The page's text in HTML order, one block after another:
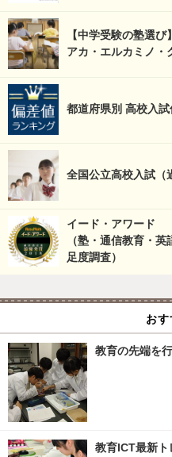
【中学受験の塾選
アカ・エルカミノ・
都道府県別 高校入
全国公立高校入試（
イード・アワード
（塾・通信教育・
足度調査）
おす
教育の先端を
教育ICT最新